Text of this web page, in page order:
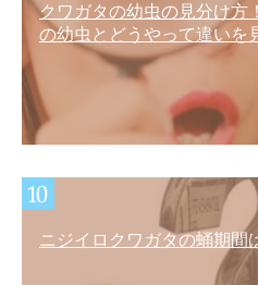
クワガタの幼虫の見分け方
の幼虫とどうやって違いを
ニジイロクワガタの蛹期間